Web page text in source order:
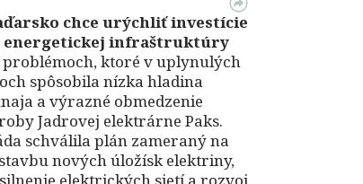
chce urýchliť investície
energetickej infraštruktúry
problémoch, ktoré v uplynulých
spôsobila nízka hladina
a výrazné obmedzenie
Jadrovej elektrárne Paks.
schválila plán zameraný na
nových úložísk elektriny,